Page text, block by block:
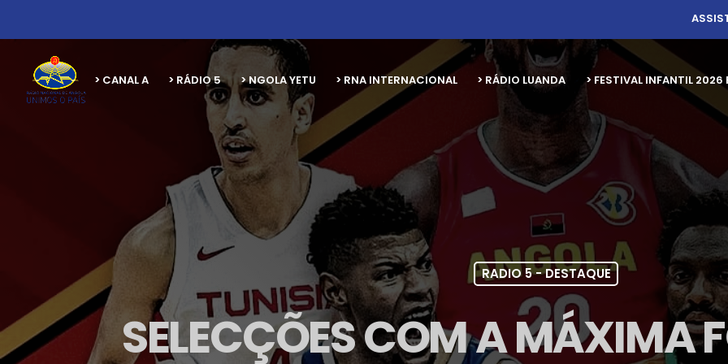
> CANAL A > RÁDIO 5 > NGOLA YETU > RNA INTERNACIONAL > RÁDIO LUANDA > FESTIVAL INFANTIL
RADIO 5 - DESTAQUE
SELECÇÕES COM A MÁXIMA